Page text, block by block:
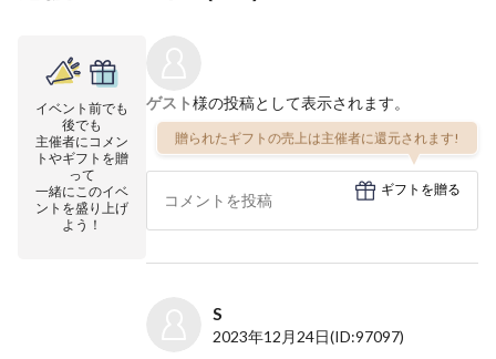
イベント前でも
後でも
主催者にコメン
トやギフトを贈
って
一緒にこのイベ
ントを盛り上げ
よう！
ゲスト様の投稿として表示されます。
贈られたギフトの売上は主催者に還元されます!
ギフトを贈る
S
2023年12月24日(ID:97097)